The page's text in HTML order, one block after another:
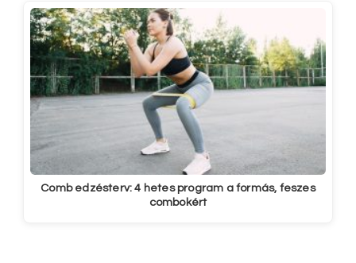
Comb edzésterv: 4 hetes program a formás, feszes
combokért